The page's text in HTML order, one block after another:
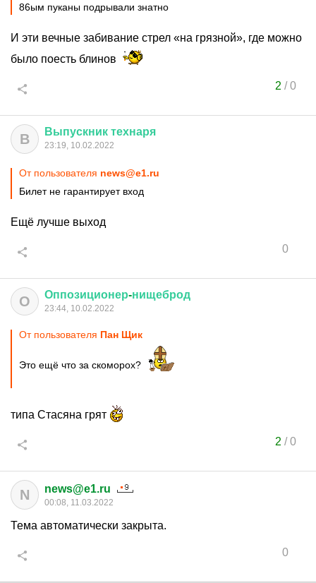
86ым пуканы подрывали знатно
И эти вечные забивание стрел «на грязной», где можно
было поесть блинов
2 /0
В Выпускник технаря
23:19, 10.02.2022
От пользователя news@e1.ru
Билет не гарантирует вход
Ещё лучше выход
0
О Оппозиционер-нищеброд
23:44, 10.02.2022
От пользователя Пан Щик
Это ещё что за скоморох?
типа Стасяна грят
2 /0
N news@e1.ru
00:08, 11.03.2022
Тема автоматически закрыта.
0